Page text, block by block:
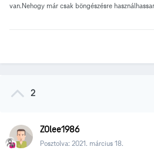
van.Nehogy már csak böngészésre
2
Z0lee1986
Posztolva: 2021. március 18.